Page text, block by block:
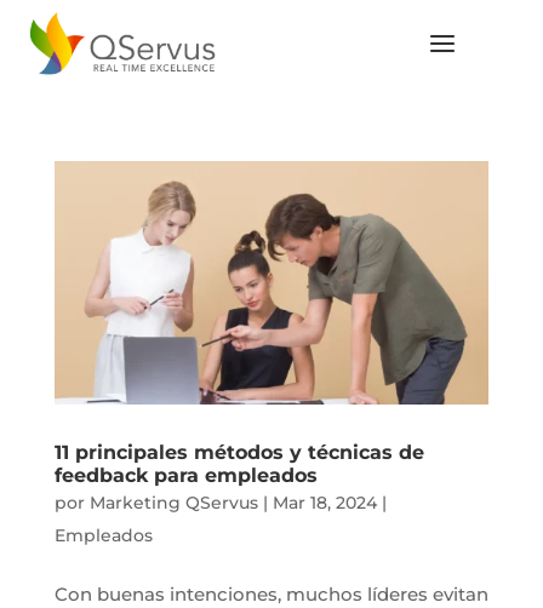
11 principales métodos y técnicas de
feedback para empleados
por Marketing QServus| Mar 18, 2024|
Empleados
Con buenas intenciones, muchos líderes evitan